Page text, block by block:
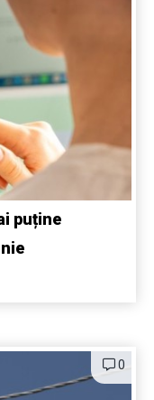
puține
0